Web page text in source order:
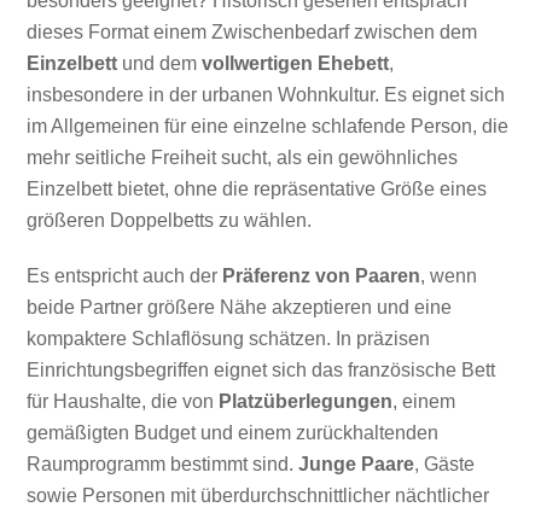
dieses Format einem Zwischenbedarf zwischen dem
Einzelbett und demvollwertigen Ehebett,
insbesondere in der urbanen Wohnkultur. Es eignet sich
im Allgemeinen für eine einzelne schlafende Person, die
mehr seitliche Freiheit sucht, als ein gewöhnliches
Einzelbett bietet, ohne die repräsentative Größe eines
größeren Doppelbetts zu wählen.
Es entspricht auch der Präferenz von Paaren, wenn
beide Partner größere Nähe akzeptieren und eine
kompaktere Schlaflösung schätzen. In präzisen
Einrichtungsbegriffen eignet sich das französische Bett
für Haushalte, die von Platzüberlegungen, einem
gemäßigten Budget und einem zurückhaltenden
Raumprogramm bestimmt sind.Junge Paare, Gäste
sowie Personen mit überdurchschnittlicher nächtlicher